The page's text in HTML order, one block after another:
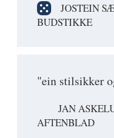
JOSTEIN
BUDSTIKKE
"ein stilsikker
JAN
AFTENBLAD